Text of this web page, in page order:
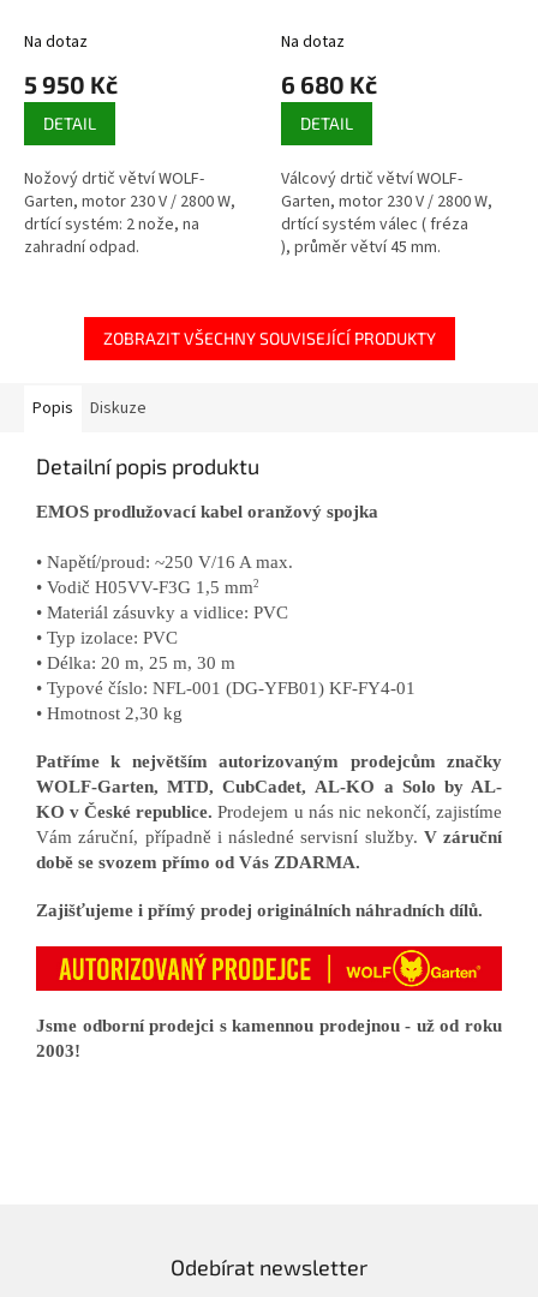
Na dotaz
5 950 Kč
DETAIL
Nožový drtič větví WOLF-
Garten, motor 230 V / 2800 W,
drtící systém: 2 nože, na
zahradní odpad.
Na dotaz
6 680 Kč
DETAIL
Válcový drtič větví WOLF-
Garten, motor 230 V / 2800 W,
drtící systém válec ( fréza
), průměr větví 45 mm.
ZOBRAZIT VŠECHNY SOUVISEJÍCÍ PRODUKTY
Popis Diskuze
Detailní popis produktu
EMOS prodlužovací kabel oranžový spojka
• Napětí/proud: ~250 V/16 A max.
• Vodič H05VV-F3G 1,5 mm2
• Materiál zásuvky a vidlice: PVC
• Typ izolace: PVC
• Délka: 20 m, 25 m, 30 m
• Typové číslo: NFL-001 (DG-YFB01) KF-FY4-01
• Hmotnost 2,30 kg
Patříme k největším autorizovaným prodejcům značky
WOLF-Garten, MTD, CubCadet, AL-KO a Solo by AL-
KO v České republice.Prodejem u nás nic nekončí, zajistíme
Vám záruční, případně i následné servisní služby. V záruční
době se svozem přímo od Vás ZDARMA.
Zajišťujeme i přímý prodej originálních náhradních dílů.
Jsme odborní prodejci s kamennou prodejnou - už od roku
2003!
Odebírat newsletter